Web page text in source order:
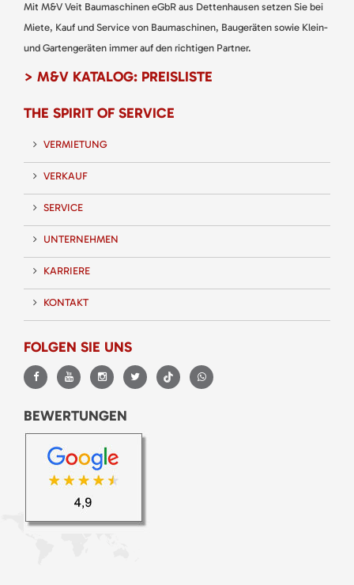
Mit M&V Veit Baumaschinen eGbR aus Dettenhausen setzen Sie bei
Miete, Kauf und Service von Baumaschinen, Baugeräten sowie Klein-
und Gartengeräten immer auf den richtigen Partner.
> M&V KATALOG: PREISLISTE
THE SPIRIT OF SERVICE
VERMIETUNG
VERKAUF
SERVICE
UNTERNEHMEN
KARRIERE
KONTAKT
FOLGEN SIE UNS
BEWERTUNGEN